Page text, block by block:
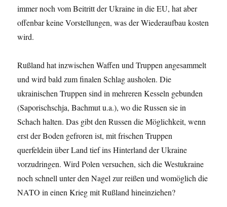
immer noch vom Beitritt der Ukraine in die EU, hat aber
offenbar keine Vorstellungen, was der Wiederaufbau kosten
wird.
Rußland hat inzwischen Waffen und Truppen angesammelt
und wird bald zum finalen Schlag ausholen. Die
ukrainischen Truppen sind in mehreren Kesseln gebunden
(Saporischschja, Bachmut u.a.), wo die Russen sie in
Schach halten. Das gibt den Russen die Möglichkeit, wenn
erst der Boden gefroren ist, mit frischen Truppen
querfeldein über Land tief ins Hinterland der Ukraine
vorzudringen. Wird Polen versuchen, sich die Westukraine
noch schnell unter den Nagel zur reißen und womöglich die
NATO in einen Krieg mit Rußland hineinziehen?